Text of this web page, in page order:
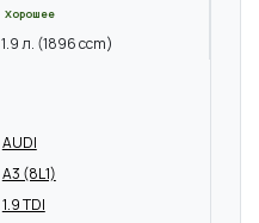
Хорошее
1.9 л. (1896 ccm)
AUDI
A3 (8L1)
1.9 TDI